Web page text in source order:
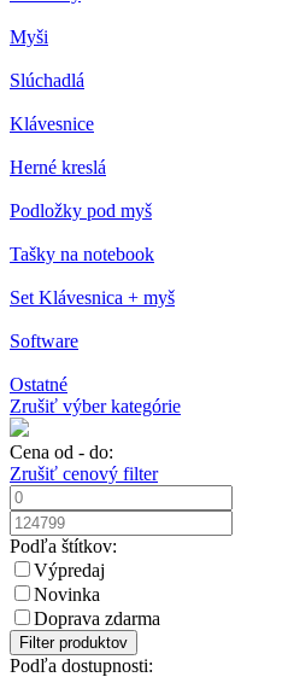
Myši
Slúchadlá
Klávesnice
Herné kreslá
Podložky pod myš
Tašky na notebook
Set Klávesnica + myš
Software
Ostatné
Zrušiť výber kategórie
Cena od - do:
Zrušiť cenový filter
Podľa štítkov:
Výpredaj
Novinka
Doprava zdarma
Filter produktov
Podľa dostupnosti: